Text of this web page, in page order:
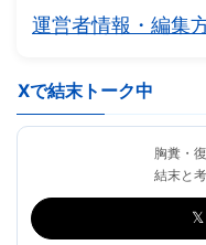
運営者情報・編集
Xで結末トーク中
胸糞・
結末と
𝕏